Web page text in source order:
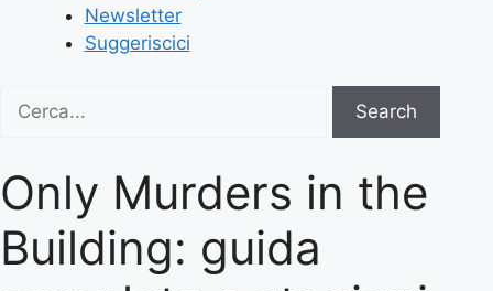
Newsletter
Suggeriscici
for:
Search
Only Murders in the
Building: guida